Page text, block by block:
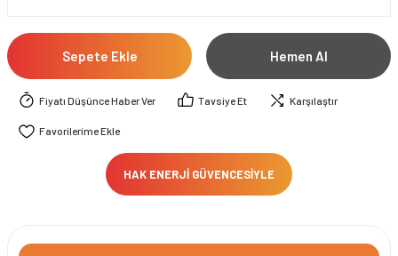
Sepete Ekle Hemen Al
Fiyatı Düşünce Haber Ver Tavsiye Et Karşılaştır
HAK ENERJİ GÜVENCESİYLE